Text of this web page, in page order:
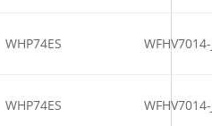
WHP74ES
WHP74ES